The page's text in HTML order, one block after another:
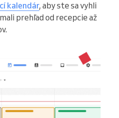
kalendár, aby ste sa vyhli
prehľad od recepcie až